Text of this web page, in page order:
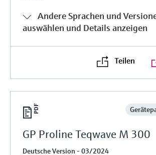
Andere Sprachen und
auswählen und Details anzeigen
Teilen
GP Proline Teqwave M 300
Deutsche Version - 03/2024